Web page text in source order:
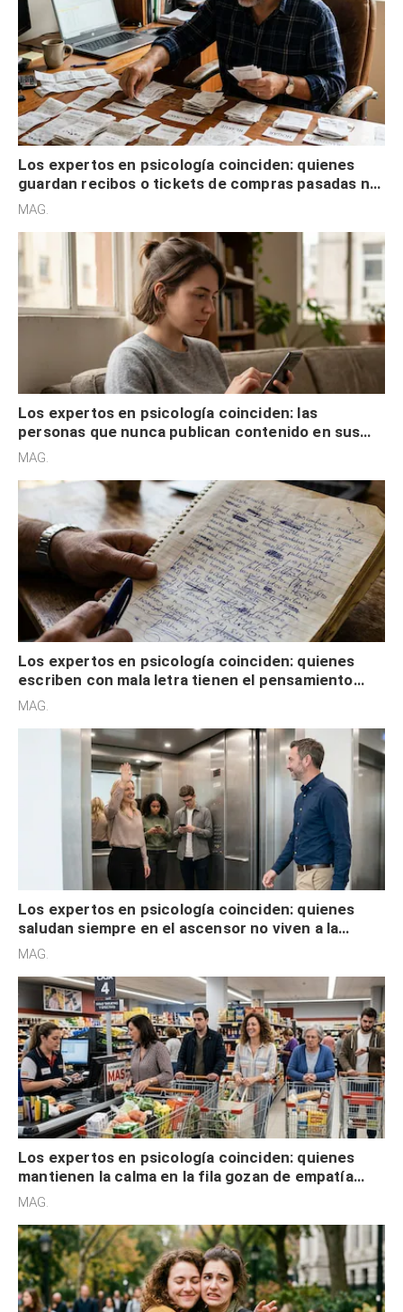
Los expertos en psicología coinciden: quienes
guardan recibos o tickets de compras pasadas no
son acumuladores, sino que tienen necesidad de
MAG.
Los expertos en psicología coinciden: las
personas que nunca publican contenido en sus
redes sociales no pretenden buscar validación
MAG.
Los expertos en psicología coinciden: quienes
escriben con mala letra tienen el pensamiento
acelerado y no lo hacen por desinterés
MAG.
Los expertos en psicología coinciden: quienes
saludan siempre en el ascensor no viven a la
defensiva y tienen apertura social
MAG.
Los expertos en psicología coinciden: quienes
mantienen la calma en la fila gozan de empatía
cognitiva, gratitud y no solo tienen autocontrol
MAG.